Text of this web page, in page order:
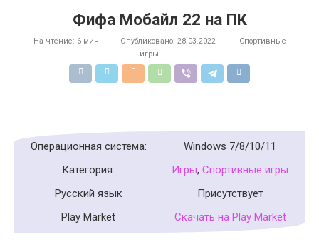
Фифа Мобайл 22 на ПК
На чтение: 6 мин Опубликовано: 28.03.2022
Спортивные
игры
Операционная система:
Windows 7/8/10/11
Категория:
Игры, Спортивные игры
Русский язык
Присутствует
Play Market
Скачать на Play Market